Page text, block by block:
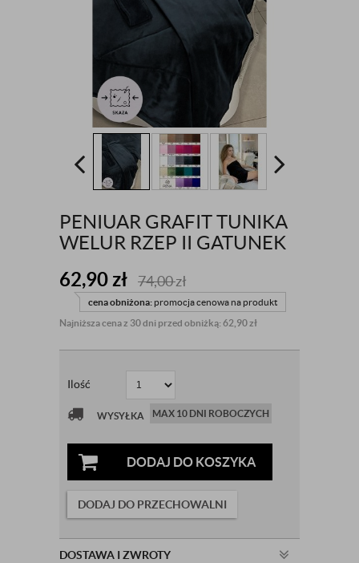
PENIUAR GRAFIT TUNIKA
WELUR RZEP II GATUNEK
62,90zł 74,00zł
cena obniżona: promocja cenowa na produkt
Najniższa cena z 30 dni przed obniżką: 62,90 zł
Ilość
WYSYŁKA MAX 10 DNI ROBOCZYCH
DODAJ DO KOSZYKA
DODAJ DO PRZECHOWALNI
DOSTAWA I ZWROTY